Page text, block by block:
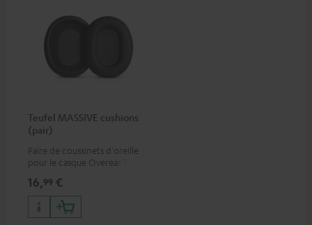
Teufel MASSIVE cushions
(pair)
Paire de coussinets d'oreille
pour le casque Overear Teufel
16,99 €